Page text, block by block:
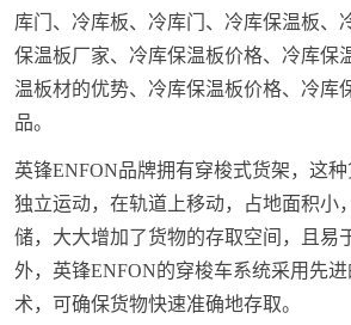
库门、冷库板、冷库门、冷库保温板、
保温板厂家、冷库保温板价格、冷库保
温板材的优势、冷库保温板价格、冷库
品。
英锋ENFON品牌拥有穿梭式货架，这
独立运动，在轨道上移动，占地面积小
储，大大增加了货物的存取空间，且易
外，英锋ENFON的穿梭车系统采用先
术，可确保货物快速准确地存取。